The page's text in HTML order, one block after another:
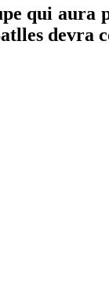
qui aura
devra